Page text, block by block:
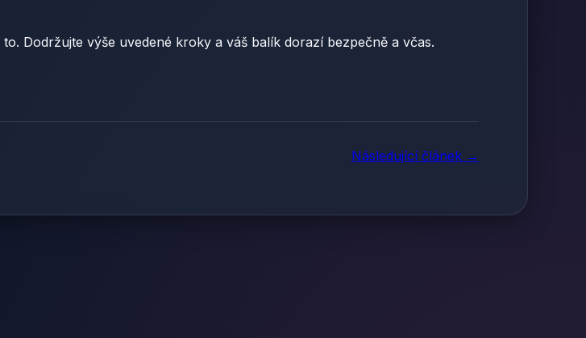
Dodržujte výše uvedené kroky a váš balík dorazí bezpečně a včas.
Následující článek →